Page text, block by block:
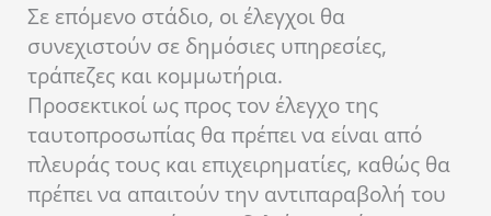
Σε επόμενο στάδιο, οι έλεγχοι θα
συνεχιστούν σε δημόσιες υπηρεσίες,
τράπεζες και κομμωτήρια.
Προσεκτικοί ως προς τον έλεγχο της
ταυτοπροσωπίας θα πρέπει να είναι από
πλευράς τους και επιχειρηματίες, καθώς θα
πρέπει να απαιτούν την αντιπαραβολή του